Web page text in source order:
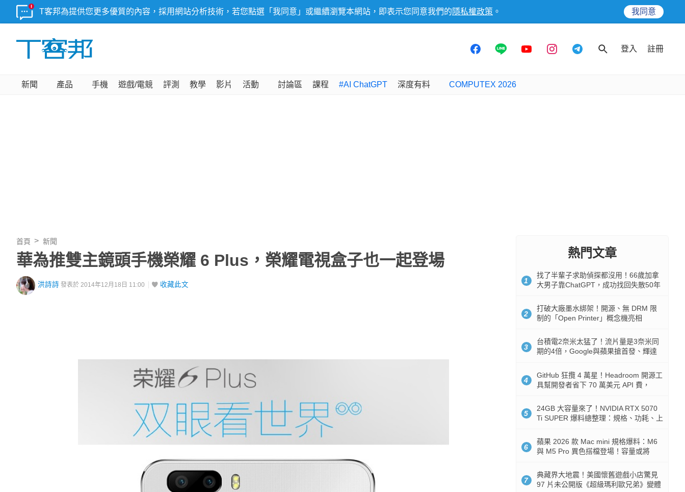
T客邦為提供您更多優質的內容，採用網站分析技術，若您點選「我同意」或繼續瀏覽本網站，即表示您同意我們的 隱私權政策 。 我同意
登入 註冊
新聞 產品 手機 遊戲/電競 評測 教學 影片 活動 討論區 課程 #AI ChatGPT 深度有料 COMPUTEX 2026
首頁 新聞
華為推雙主鏡頭手機榮耀 6 Plus，榮耀電視盒子也一起登場
洪詩詩 發表於 2014年12月18日 11:00 收藏此文
熱門文章
1
找了半輩子求助偵探都沒用！66歲加拿
大男子靠ChatGPT，成功找回失散50年
2
打破大廠墨水綁架！開源、無 DRM 限
制的「Open Printer」概念機亮相
3
台積電2奈米太猛了！流片量是3奈米同
期的4倍，Google與蘋果搶首發、輝達
4
GitHub 狂攬 4 萬星！Headroom 開源工
具幫開發者省下 70 萬美元 API 費，
5
24GB 大容量來了！NVIDIA RTX 5070
Ti SUPER 爆料總整理：規格、功耗、上
6
蘋果 2026 款 Mac mini 規格爆料：M6
與 M5 Pro 異色搭檔登場！容量或將
7
典藏界大地震！美國懷舊遊戲小店驚見
97 片未公開版《超級瑪利歐兄弟》變體